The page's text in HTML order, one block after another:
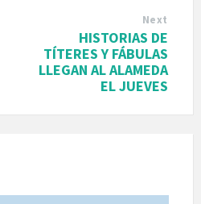
Next
HISTORIAS DE
TÍTERES Y FÁBULAS
LLEGAN AL ALAMEDA
EL JUEVES